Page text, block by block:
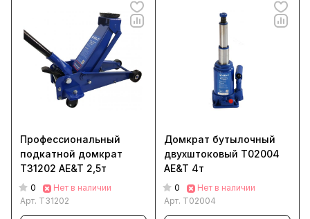
Профессиональный
подкатной домкрат
T31202 AE&T 2,5т
0
Нет в наличии
Арт. T31202
Домкрат бутылочный
двухштоковый T02004
AE&T 4т
0
Нет в наличии
Арт. T02004